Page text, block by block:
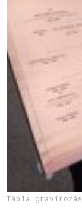
Tábla gravírozás